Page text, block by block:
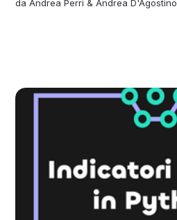
daAndrea Perri &Andrea D'Agostino